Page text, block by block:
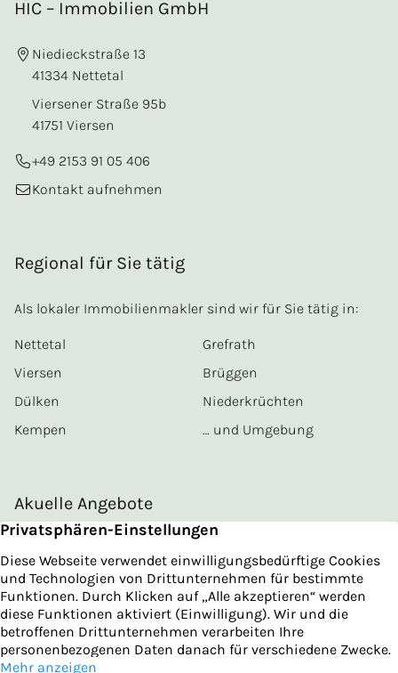
HIC – Immobilien GmbH
Niedieckstraße 13
41334 Nettetal
Viersener Straße 95b
41751 Viersen
+49 2153 91 05 406
Kontakt aufnehmen
Regional für Sie tätig
Als lokaler Immobilienmakler sind wir für Sie tätig in:
Nettetal
Viersen
Dülken
Kempen
Grefrath
Brüggen
Niederkrüchten
… und Umgebung
Akuelle Angebote